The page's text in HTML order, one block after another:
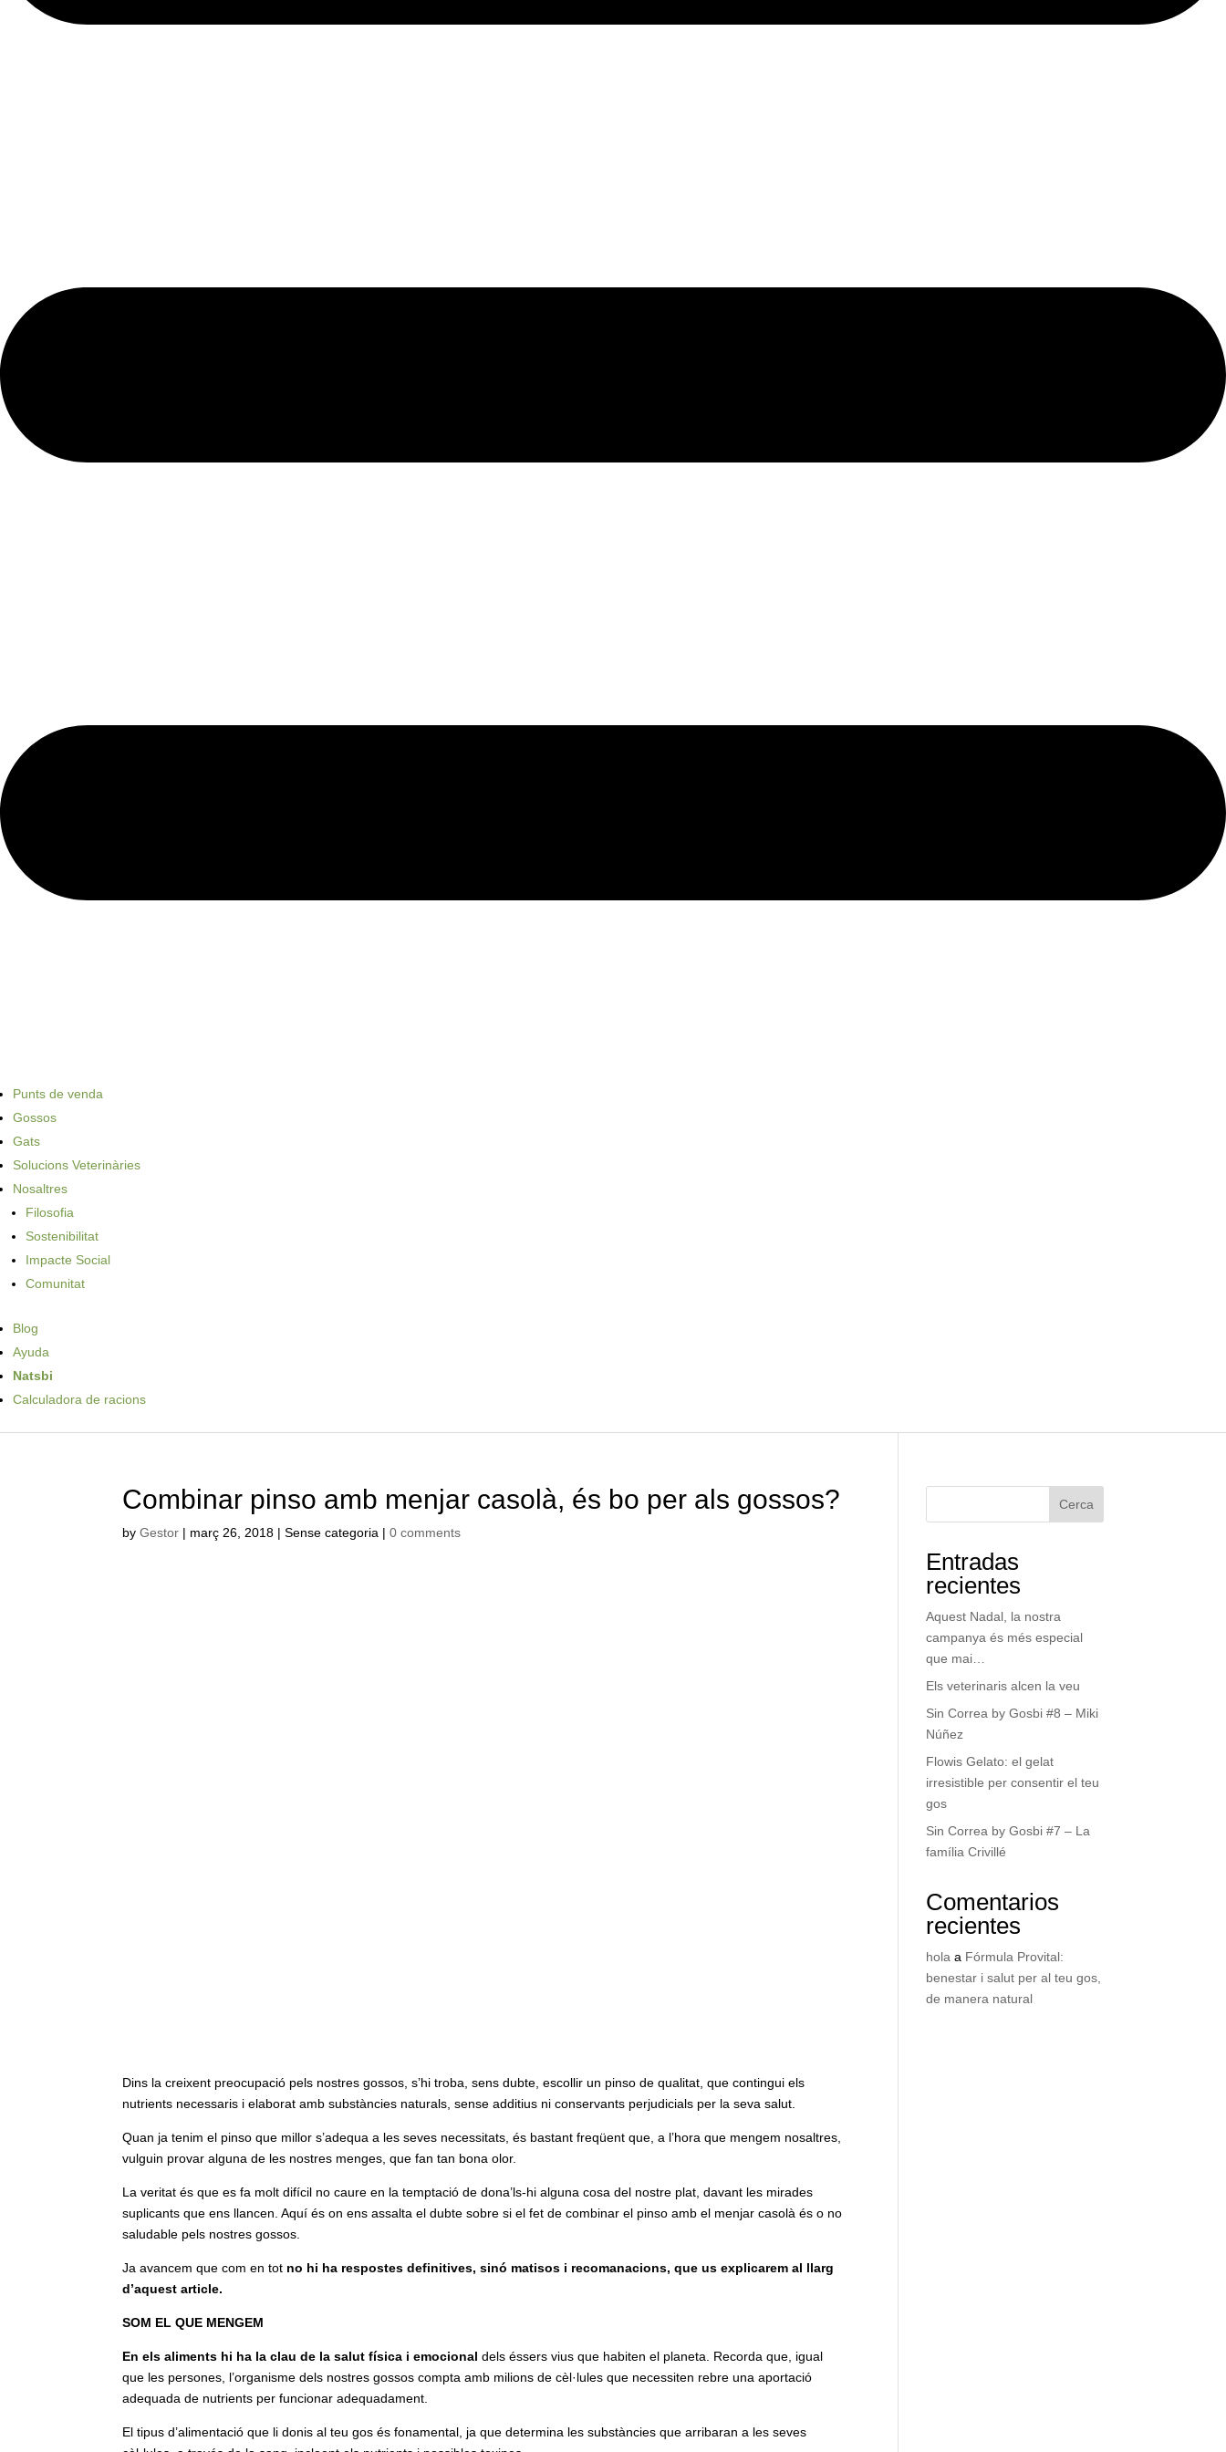
Punts de venda
Gossos
Gats
Solucions Veterinàries
Nosaltres
Filosofia
Sostenibilitat
Impacte Social
Comunitat
Blog
Ayuda
Natsbi
Calculadora de racions
Combinar pinso amb menjar casolà, és bo per als gossos?
byGestor | març 26, 2018 | Sense categoria |0 comments
Dins la creixent preocupació pels nostres gossos, s’hi troba, sens dubte, escollir un pinso de qualitat, que contingui els
nutrients necessaris i elaborat amb substàncies naturals, sense additius ni conservants perjudicials per la seva salut.
Quan ja tenim el pinso que millor s’adequa a les seves necessitats, és bastant freqüent que, a l’hora que mengem nosaltres,
vulguin provar alguna de les nostres menges, que fan tan bona olor.
La veritat és que es fa molt difícil no caure en la temptació de dona’ls-hi alguna cosa del nostre plat, davant les mirades
suplicants que ens llancen. Aquí és on ens assalta el dubte sobre si el fet de combinar el pinso amb el menjar casolà és o no
saludable pels nostres gossos.
Ja avancem que com en tot no hi ha respostes definitives, sinó matisos i recomanacions, que us explicarem al llarg
d’aquest article.
SOM EL QUE MENGEM
En els aliments hi ha la clau de la salut física i emocional dels éssers vius que habiten el planeta. Recorda que, igual
que les persones, l’organisme dels nostres gossos compta amb milions de cèl·lules que necessiten rebre una aportació
adequada de nutrients per funcionar adequadament.
El tipus d’alimentació que li donis al teu gos és fonamental, ja que determina les substàncies que arribaran a les seves
Cerca
Entradas
recientes
Aquest Nadal, la nostra
campanya és més especial
que mai…
Els veterinaris alcen la veu
Sin Correa by Gosbi #8 – Miki
Núñez
Flowis Gelato: el gelat
irresistible per consentir el teu
gos
Sin Correa by Gosbi #7 – La
família Crivillé
Comentarios
recientes
hola a Fórmula Provital:
benestar i salut per al teu gos,
de manera natural